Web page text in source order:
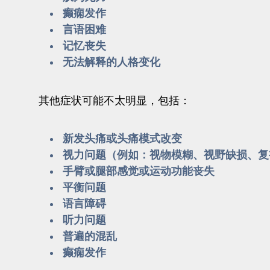
癫痫发作
言语困难
记忆丧失
无法解释的人格变化
其他症状可能不太明显，包括：
新发头痛或头痛模式改变
视力问题（例如：视物模糊、视野缺损、
手臂或腿部感觉或运动功能丧失
平衡问题
语言障碍
听力问题
普遍的混乱
癫痫发作